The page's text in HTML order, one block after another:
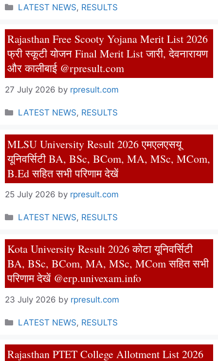
Categories
LATEST NEWS, RESULTS
Rajasthan Free Scooty Yojana Merit List 2026
फ्री स्कूटी योजन Final Merit List जारी, देवनारायण
और कालीबाई @rpresult.com
27 July 2026 by rpresult.com
Categories
LATEST NEWS, RESULTS
MLSU University Result 2026 एमएलएसयू
यूनिवर्सिटी BA, BSc, BCom, MA, MSc, MCom,
B.Ed सहित सभी परिणाम देखें
25 July 2026 by rpresult.com
Categories
LATEST NEWS, RESULTS
Kota University Result 2026 कोटा यूनिवर्सिटी
BA, BSc, BCom, MA, MSc, MCom सहित सभी
परिणाम देखें @erp.univexam.info
23 July 2026 by rpresult.com
Categories
LATEST NEWS, RESULTS
Rajasthan PTET College Allotment List 2026